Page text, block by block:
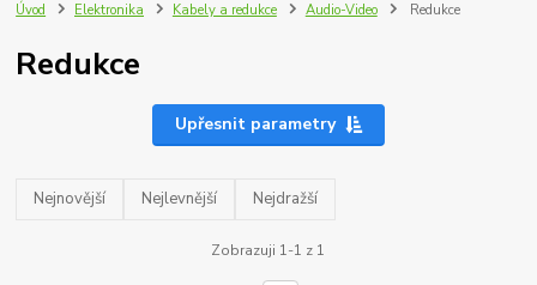
Úvod Elektronika Kabely a redukce Audio-Video Redukce
Redukce
Upřesnit parametry
Nejnovější Nejlevnější Nejdražší
Zobrazuji 1-1 z 1